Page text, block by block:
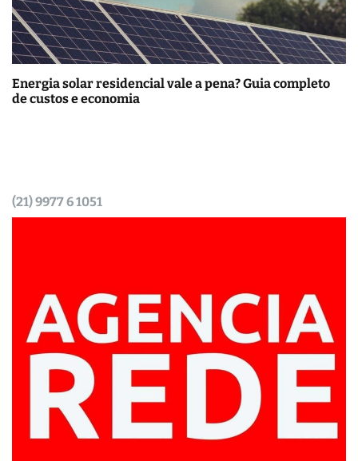
Energia solar residencial vale a pena? Guia completo
de custos e economia
(21) 9977 6 1051